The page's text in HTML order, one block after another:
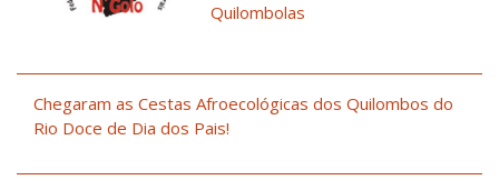
Quilombolas
Chegaram as Cestas Afroecológicas dos Quilombos do
Rio Doce de Dia dos Pais!